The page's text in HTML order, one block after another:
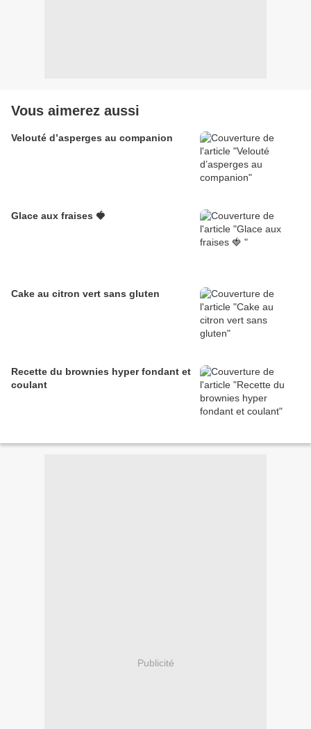
Vous aimerez aussi
Velouté d’asperges au companion
Glace aux fraises 🍓
Cake au citron vert sans gluten
Recette du brownies hyper fondant et
coulant
Publicité